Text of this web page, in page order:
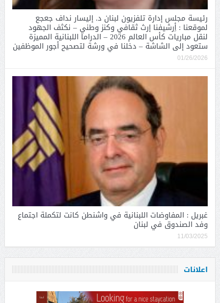
رئيسة مجلس إدارة تلفزيون لبنان د. إليسار نداف جعجع
لموقعنا : أِرشيفنا إرث ثقافي وكنز وطني – نكثف الجهود
لنقل مباريات كأس العالم 2026 – الدراما اللبنانية المميزة
ستعود إلى الشاشة – دخلنا في ورشة لتصحيح أجور الموظفين
01/26/2026
غبريل : المفاوضات اللبنانية في واشنطن كانت لتكملة اجتماع
وفد الصندوق في لبنان
11/03/2025
اعلانات